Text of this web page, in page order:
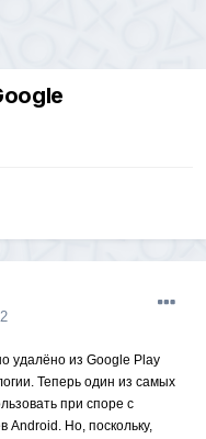
удалёно из Google Play
Теперь один из самых
при споре с
Android. Но, поскольку,